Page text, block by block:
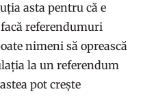
asta pentru că e
referendumuri
nimeni să oprească
la un referendum
pot crește